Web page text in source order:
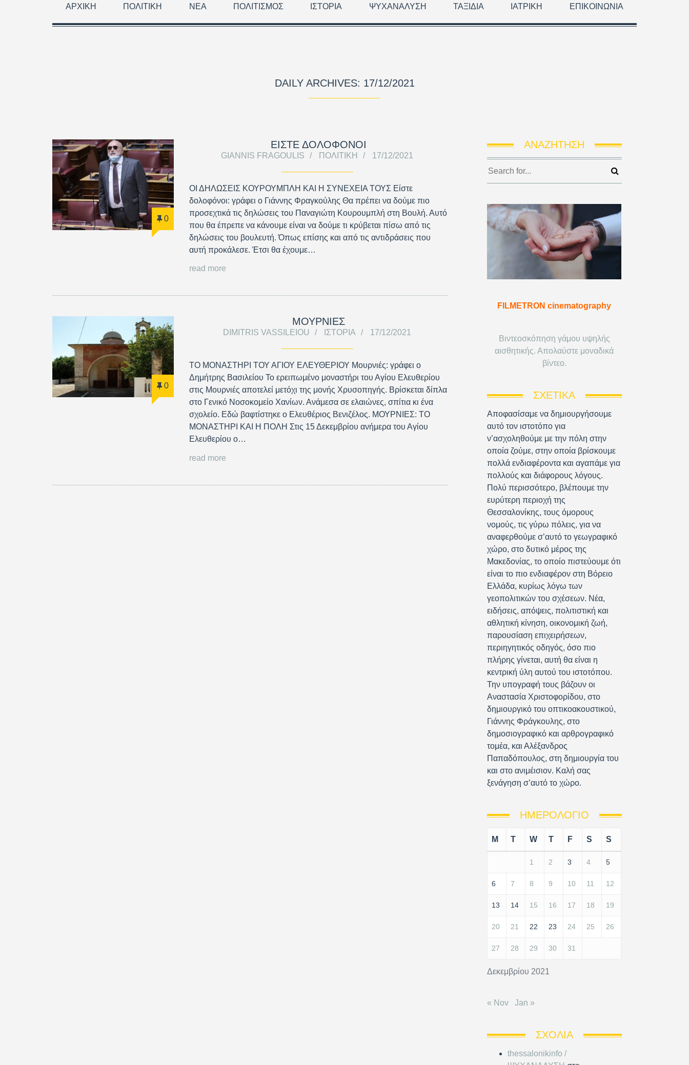
ΑΡΧΙΚΉ ΠΟΛΙΤΙΚΉ ΝΈΑ ΠΟΛΙΤΙΣΜΌΣ ΙΣΤΟΡΊΑ ΨΥΧΑΝΆΛΥΣΗ ΤΑΞΊΔΙΑ ΙΑΤΡΙΚΉ ΕΠΙΚΟΙΝΩΝΊΑ
DAILY ARCHIVES: 17/12/2021
0
ΕΙΣΤΕ ΔΟΛΟΦΟΝΟΙ
GIANNIS FRAGOULIS ΠΟΛΙΤΙΚΉ 17/12/2021
ΟΙ ΔΗΛΩΣΕΙΣ ΚΟΥΡΟΥΜΠΛΗ ΚΑΙ Η ΣΥΝΕΧΕΙΑ ΤΟΥΣ Είστε
δολοφόνοι: γράφει ο Γιάννης Φραγκούλης Θα πρέπει να δούμε πιο
προσεχτικά τις δηλώσεις του Παναγιώτη Κουρουμπλή στη Βουλή. Αυτό
που θα έπρεπε να κάνουμε είναι να δούμε τι κρύβεται πίσω από τις
δηλώσεις του βουλευτή. Όπως επίσης και από τις αντιδράσεις που
αυτή προκάλεσε. Έτσι θα έχουμε…
read more
0
ΜΟΥΡΝΙΕΣ
DIMITRIS VASSILEIOU ΙΣΤΟΡΊΑ 17/12/2021
ΤΟ ΜΟΝΑΣΤΗΡΙ ΤΟΥ ΑΓΙΟΥ ΕΛΕΥΘΕΡΙΟΥ Μουρνιές: γράφει ο
Δημήτρης Βασιλείου Το ερειπωμένο μοναστήρι του Αγίου Ελευθερίου
στις Μουρνιές αποτελεί μετόχι της μονής Χρυσοπηγής. Βρίσκεται δίπλα
στο Γενικό Νοσοκομείο Χανίων. Ανάμεσα σε ελαιώνες, σπίτια κι ένα
σχολείο. Εδώ βαφτίστηκε ο Ελευθέριος Βενιζέλος. ΜΟΥΡΝΙΕΣ: ΤΟ
ΜΟΝΑΣΤΗΡΙ ΚΑΙ Η ΠΟΛΗ Στις 15 Δεκεμβρίου ανήμερα του Αγίου
Ελευθερίου ο…
read more
ΑΝΑΖΉΤΗΣΗ
FILMETRON cinematography
Βιντεοσκόπηση γάμου υψηλής
αισθητικής. Απολαύστε μοναδικά
βίντεο.
ΣΧΕΤΙΚΆ
Αποφασίσαμε να δημιουργήσουμε
αυτό τον ιστοτόπο για
ν’ασχοληθούμε με την πόλη στην
οποία ζούμε, στην οποία βρίσκουμε
πολλά ενδιαφέροντα και αγαπάμε για
πολλούς και διάφορους λόγους.
Πολύ περισσότερο, βλέπουμε την
ευρύτερη περιοχή της
Θεσσαλονίκης, τους όμορους
νομούς, τις γύρω πόλεις, για να
αναφερθούμε σ’αυτό το γεωγραφικό
χώρο, στο δυτικό μέρος της
Μακεδονίας, το οποίο πιστεύουμε ότι
είναι το πιο ενδιαφέρον στη Βόρειο
Ελλάδα, κυρίως λόγω των
γεοπολιτικών του σχέσεων. Νέα,
ειδήσεις, απόψεις, πολιτιστική και
αθλητική κίνηση, οικονομική ζωή,
παρουσίαση επιχειρήσεων,
περιηγητικός οδηγός, όσο πιο
πλήρης γίνεται, αυτή θα είναι η
κεντρική ύλη αυτού του ιστοτόπου.
Την υπογραφή τους βάζουν οι
Αναστασία Χριστοφορίδου, στο
δημιουργικό του οπτικοακουστικού,
Γιάννης Φράγκουλης, στο
δημοσιογραφικό και αρθρογραφικό
τομέα, και Αλέξανδρος
Παπαδόπουλος, στη δημιουργία του
και στο ανιμέισιον. Καλή σας
ξενάγηση σ’αυτό το χώρο.
ΗΜΕΡΟΛΌΓΙΟ
Δεκεμβρίου 2021
M T W T F S S
1 2 3 4 5
6 7 8 9 10 11 12
13 14 15 16 17 18 19
20 21 22 23 24 25 26
27 28 29 30 31
« Nov Jan »
ΣΧΌΛΙΑ
thessalonikinfo /